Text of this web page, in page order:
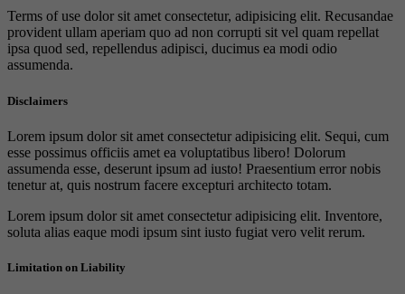
Terms of use dolor sit amet consectetur, adipisicing elit. Recusandae
provident ullam aperiam quo ad non corrupti sit vel quam repellat
ipsa quod sed, repellendus adipisci, ducimus ea modi odio
assumenda.
Disclaimers
Lorem ipsum dolor sit amet consectetur adipisicing elit. Sequi, cum
esse possimus officiis amet ea voluptatibus libero! Dolorum
assumenda esse, deserunt ipsum ad iusto! Praesentium error nobis
tenetur at, quis nostrum facere excepturi architecto totam.
Lorem ipsum dolor sit amet consectetur adipisicing elit. Inventore,
soluta alias eaque modi ipsum sint iusto fugiat vero velit rerum.
Limitation on Liability